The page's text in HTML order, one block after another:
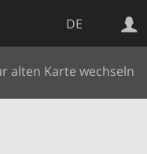
DE
alten Karte wechseln